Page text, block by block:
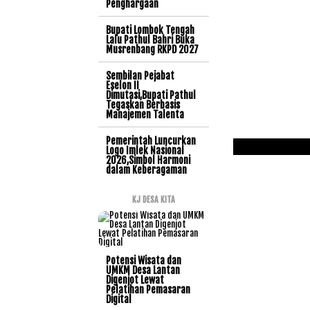
Penghargaan
Bupati Lombok Tengah
Lalu Pathul Bahri Buka
Musrenbang RKPD 2027
Sembilan Pejabat
Eselon II
Dimutasi,Bupati Pathul
Tegaskan Berbasis
Manajemen Talenta
Pemerintah Luncurkan
Logo Imlek Nasional
2026,Simbol Harmoni
dalam Keberagaman
KJ DESA KITA
Potensi Wisata dan
UMKM Desa Lantan
Digenjot Lewat
Pelatihan Pemasaran
Digital